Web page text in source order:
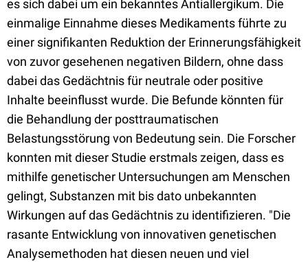
es sich dabei um ein bekanntes Antiallergikum. Die
einmalige Einnahme dieses Medikaments führte zu
einer signifikanten Reduktion der Erinnerungsfähigkeit
von zuvor gesehenen negativen Bildern, ohne dass
dabei das Gedächtnis für neutrale oder positive
Inhalte beeinflusst wurde. Die Befunde könnten für
die Behandlung der posttraumatischen
Belastungsstörung von Bedeutung sein. Die Forscher
konnten mit dieser Studie erstmals zeigen, dass es
mithilfe genetischer Untersuchungen am Menschen
gelingt, Substanzen mit bis dato unbekannten
Wirkungen auf das Gedächtnis zu identifizieren. "Die
rasante Entwicklung von innovativen genetischen
Analysemethoden hat diesen neuen und viel